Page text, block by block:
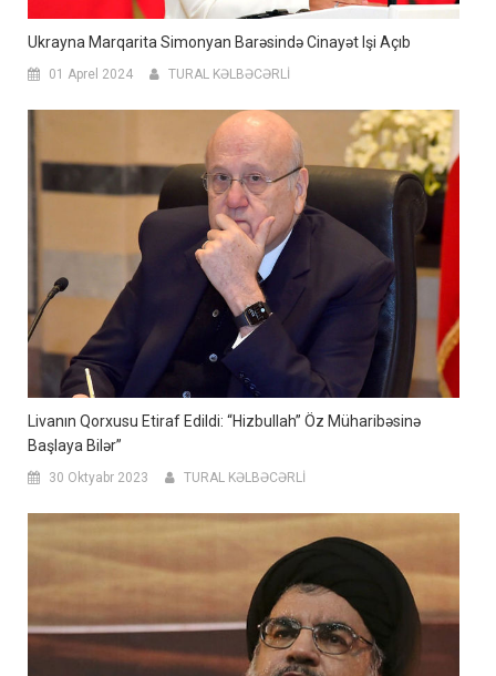
Ukrayna Marqarita Simonyan Barəsində Cinayət Işi Açıb
01 Aprel 2024 TURAL KƏLBƏCƏRLİ
Livanın Qorxusu Etiraf Edildi: “Hizbullah” Öz Müharibəsinə
Başlaya Bilər”
30 Oktyabr 2023 TURAL KƏLBƏCƏRLİ